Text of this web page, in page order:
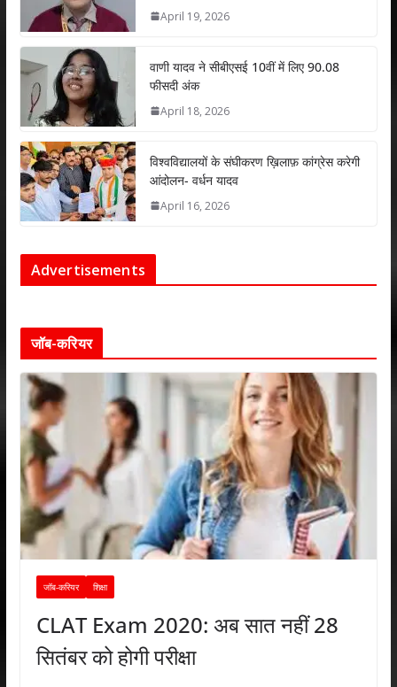
April 19, 2026
वाणी यादव ने सीबीएसई 10वीं में लिए 90.08
फीसदी अंक
April 18, 2026
विश्वविद्यालयों के संघीकरण ख़िलाफ़ कांग्रेस करेगी
आंदोलन- वर्धन यादव
April 16, 2026
Advertisements
जॉब-करियर
जॉब-करियर शिक्षा
CLAT Exam 2020: अब सात नहीं 28
सितंबर को होगी परीक्षा